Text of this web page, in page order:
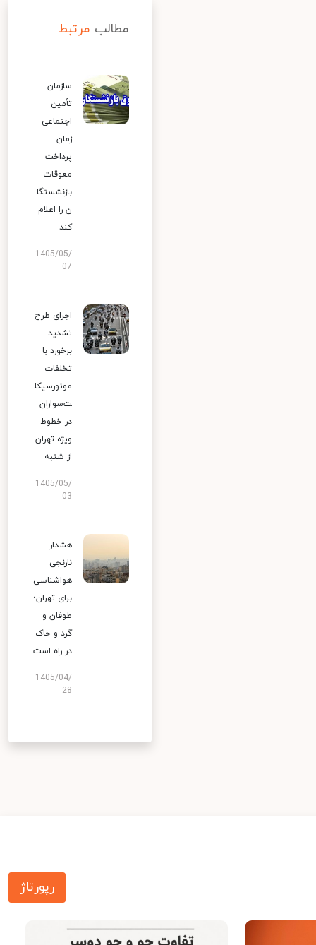
مطالب مرتبط
سازمان
تأمین
اجتماعی
زمان
پرداخت
معوقات
بازنشستگا
ن را اعلام
کند
1405/05/
07
اجرای طرح
تشدید
برخورد با
تخلفات
موتورسیکل
ت‌سواران
در خطوط
ویژه تهران
از شنبه
1405/05/
03
هشدار
نارنجی
هواشناسی
برای تهران؛
طوفان و
گرد و خاک
در راه است
1405/04/
28
رپورتاژ